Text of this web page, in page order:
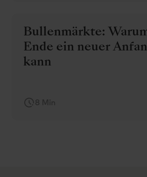
Bullenmärkte:
Ende ein neuer
kann
8 Min